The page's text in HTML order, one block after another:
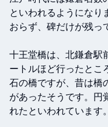
といわれるようになり
おらず、碑だけが残っ
十王堂橋は、北鎌倉駅
ートルほど行ったとこ
石の橋ですが、昔は橋
があったそうです。円
れたといわれています。